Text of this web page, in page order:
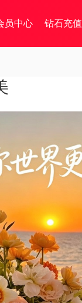
员中心 钻石充值